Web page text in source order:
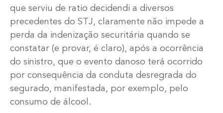
que serviu de ratio decidendi a diversos
precedentes do STJ, claramente não impede a
perda da indenização securitária quando se
constatar (e provar, é claro), após a ocorrência
do sinistro, que o evento danoso terá ocorrido
por consequência da conduta desregrada do
segurado, manifestada, por exemplo, pelo
consumo de álcool.